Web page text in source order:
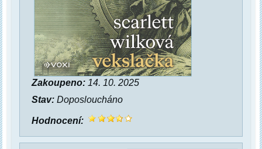
Zakoupeno: 14. 10. 2025
Stav: Doposloucháno
Hodnocení: